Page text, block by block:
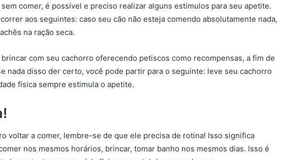
comer, é possível e preciso realizar alguns estímulos para seu apetite.
aos seguintes: caso seu cão não esteja comendo absolutamente nada,
na ração seca.
com seu cachorro oferecendo petiscos como recompensas, a fim de
nada disso der certo, você pode partir para o seguinte: leve seu cachorro
física sempre estimula o apetite.
voltar a comer, lembre-se de que ele precisa de rotina! Isso significa
nos mesmos horários, brincar, tomar banho nos mesmos dias. Isso é